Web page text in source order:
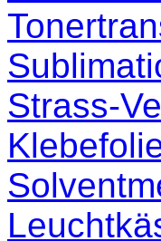
Strass-